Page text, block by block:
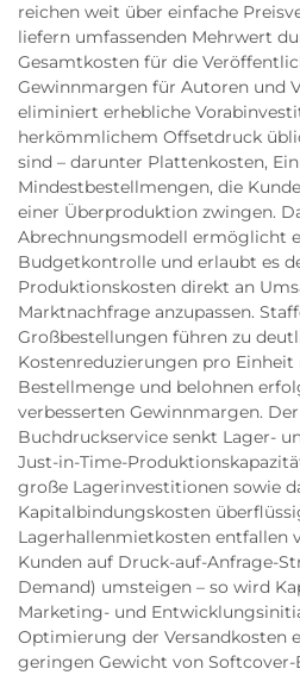
reichen weit über einfache
liefern umfassenden Mehrwert
Gesamtkosten für die
Gewinnmargen für Autoren und
eliminiert erhebliche
herkömmlichem Offsetdruck
sind – darunter Plattenkosten,
Mindestbestellmengen, die
einer Überproduktion zwingen.
Abrechnungsmodell ermöglicht
Budgetkontrolle und erlaubt es
Produktionskosten direkt an
Marktnachfrage anzupassen.
Großbestellungen führen zu
Kostenreduzierungen pro
Bestellmenge und belohnen
verbesserten Gewinnmargen.
Buchdruckservice senkt Lager-
Just-in-Time-
große Lagerinvestitionen sowie
Kapitalbindungskosten
Lagerhallenmietkosten entfallen
Kunden auf Druck-auf-Anfrage-
Demand) umsteigen – so wird
Marketing- und
Optimierung der Versandkosten
geringen Gewicht von Softcover-